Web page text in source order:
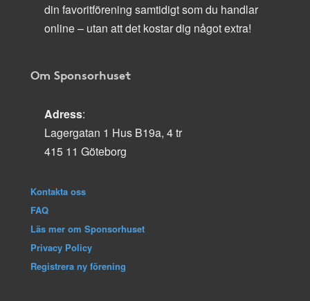
din favoritförening samtidigt som du handlar
online – utan att det kostar dig något extra!
Om Sponsorhuset
Adress:
Lagergatan 1 Hus B19a, 4 tr
415 11 Göteborg
Kontakta oss
FAQ
Läs mer om Sponsorhuset
Privacy Policy
Registrera ny förening